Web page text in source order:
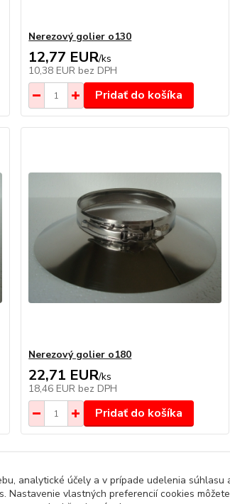
Nerezový golier o130
12,77 EUR/ks
10,38 EUR bez DPH
Pridať do košíka
Nerezový golier o180
22,71 EUR/ks
18,46 EUR bez DPH
Pridať do košíka
analytické účely a v prípade udelenia súhlasu
Nastavenie vlastných preferencií cookies môžete